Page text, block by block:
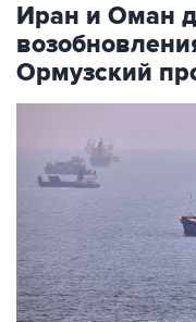
Иран и Оман
Ормузский